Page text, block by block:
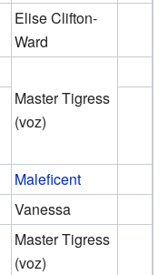
Elise Clifton-
Ward
Master Tigress
(voz)
Maleficent
Vanessa
Master Tigress
(voz)